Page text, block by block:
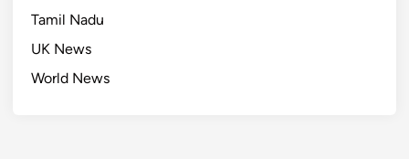
Tamil Nadu
UK News
World News